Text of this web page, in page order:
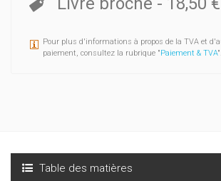
Pour plus d'informations à propos de la TVA et
paiement, consultez la rubrique "Paiement & TVA".
Table des matières